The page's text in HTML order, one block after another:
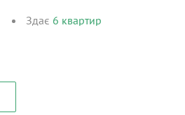
Здає 6 квартир